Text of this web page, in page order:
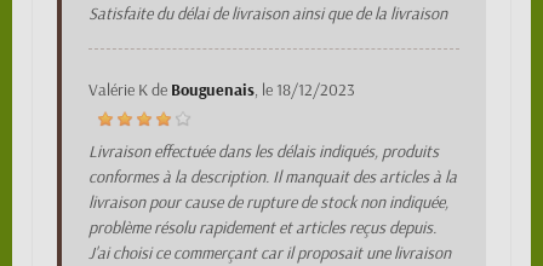
Satisfaite du délai de livraison ainsi que de la livraison
Valérie Kde Bouguenais, le 18/12/2023
Livraison effectuée dans les délais indiqués, produits
conformes à la description. Il manquait des articles à la
livraison pour cause de rupture de stock non indiquée,
problème résolu rapidement et articles reçus depuis.
J'ai choisi ce commerçant car il proposait une livraison